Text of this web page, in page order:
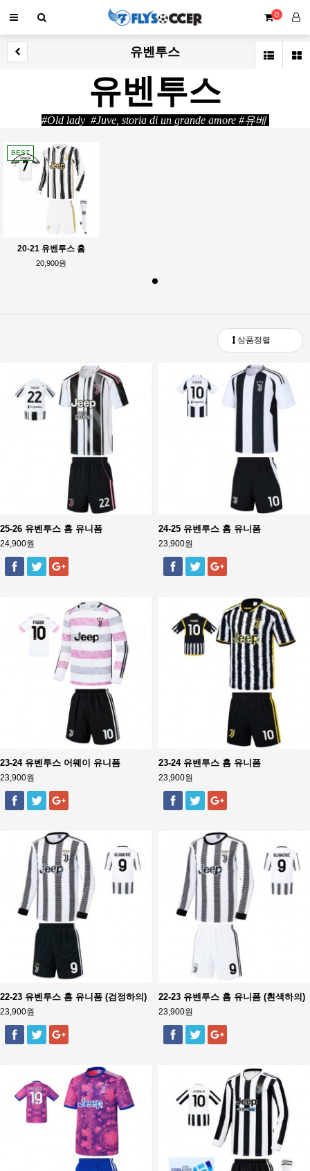
0
유벤투스
유벤투스
#Old lady #Juve, storia di un grande amore #유베
BEST
20-21 유벤투스 홈
20,900원
상품정렬
25-26 유벤투스 홈 유니폼
24,900원
24-25 유벤투스 홈 유니폼
23,900원
23-24 유벤투스 어웨이 유니폼
23,900원
23-24 유벤투스 홈 유니폼
23,900원
22-23 유벤투스 홈 유니폼 (검정하의)
23,900원
22-23 유벤투스 홈 유니폼 (흰색하의)
23,900원